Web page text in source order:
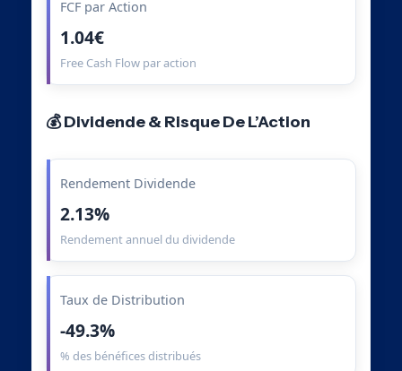
FCF par Action
1.04€
Free Cash Flow par action
💰 Dividende & Risque De L’Action
Rendement Dividende
2.13%
Rendement annuel du dividende
Taux de Distribution
-49.3%
% des bénéfices distribués